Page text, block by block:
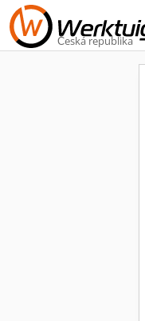
Česká republika